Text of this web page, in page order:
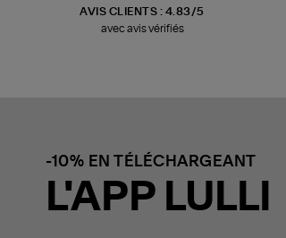
AVIS CLIENTS : 4.83/5
avec avis vérifiés
-10% EN TÉLÉCHARGEANT
L'APP LULLI